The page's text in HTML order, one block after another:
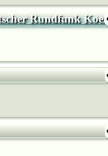
Rundfunk